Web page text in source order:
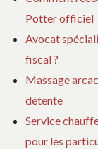
Potter officiel
Avocat
fiscal ?
Massage
détente
Service
pour les